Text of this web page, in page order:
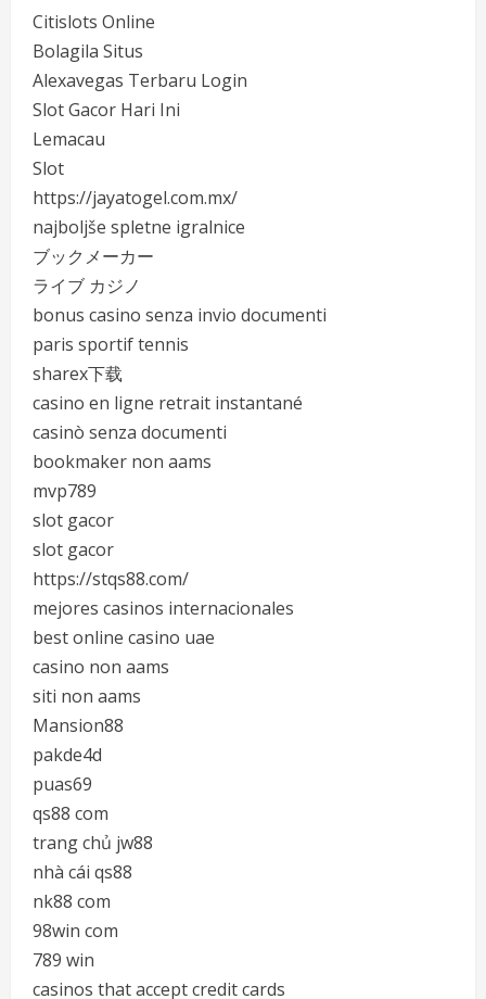
Citislots Online
Bolagila Situs
Alexavegas Terbaru Login
Slot Gacor Hari Ini
Lemacau
Slot
https://jayatogel.com.mx/
najboljše spletne igralnice
ブックメーカー
ライブ カジノ
bonus casino senza invio documenti
paris sportif tennis
sharex下载
casino en ligne retrait instantané
casinò senza documenti
bookmaker non aams
mvp789
slot gacor
slot gacor
https://stqs88.com/
mejores casinos internacionales
best online casino uae
casino non aams
siti non aams
Mansion88
pakde4d
puas69
qs88 com
trang chủ jw88
nhà cái qs88
nk88 com
98win com
789 win
casinos that accept credit cards